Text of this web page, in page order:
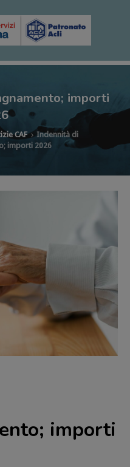
importi
CAF
Indennità di
importi 2026
importi